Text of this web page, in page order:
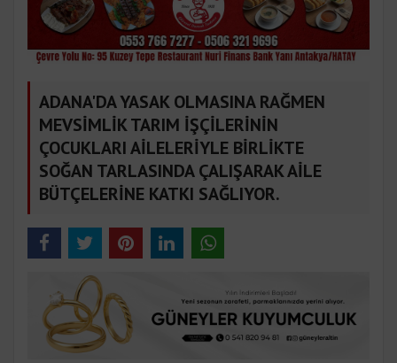
ADANA'DA YASAK OLMASINA RAĞMEN
MEVSİMLİK TARIM İŞÇİLERİNİN
ÇOCUKLARI AİLELERİYLE BİRLİKTE
SOĞAN TARLASINDA ÇALIŞARAK AİLE
BÜTÇELERİNE KATKI SAĞLIYOR.